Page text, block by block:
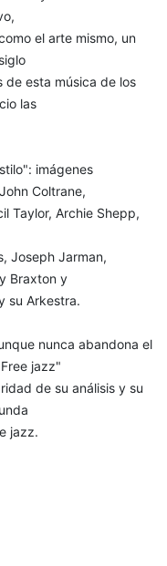
el arte mismo, un
de esta música de los
las
imágenes
Coltrane,
Taylor, Archie Shepp,
Joseph Jarman,
Braxton y
su Arkestra.
nunca abandona el
jazz"
de su análisis y su
jazz.